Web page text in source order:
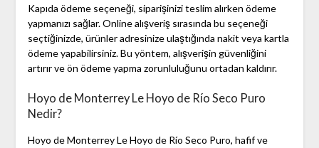
Kapıda ödeme seçeneği, siparişinizi teslim alırken ödeme
yapmanızı sağlar. Online alışveriş sırasında bu seçeneği
seçtiğinizde, ürünler adresinize ulaştığında nakit veya kartla
ödeme yapabilirsiniz. Bu yöntem, alışverişin güvenliğini
artırır ve ön ödeme yapma zorunluluğunu ortadan kaldırır.
Hoyo de Monterrey Le Hoyo de Río Seco Puro
Nedir?
Hoyo de Monterrey Le Hoyo de Río Seco Puro, hafif ve